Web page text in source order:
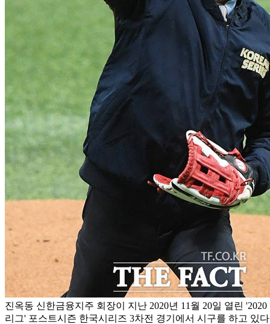
진옥동 신한금융지주 회장이 지난 2020년 11월 20일 열린
리그' 포스트시즌 한국시리즈 3차전 경기에서 시구를 하고 있